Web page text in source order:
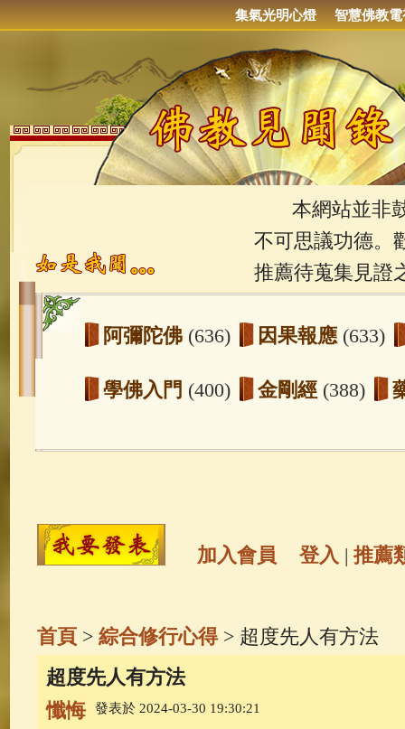
集氣光明心燈 智慧佛教電
本網站並非鼓
不可思議功德。
推薦待蒐集見證
阿彌陀佛 (636) 因果報應 (633)
學佛入門 (400) 金剛經 (388)
玉曆寶鈔(236) 地藏經(225)
高僧故事 (141) 放生護生 (133)
一切如來心秘密全身舍利寶篋印
釋迦牟尼佛傳(69)
加入會員 登入 | 推薦
首頁> 綜合修行心得> 超度先人有方法
超度先人有方法
懺悔
發表於 2024-03-30 19:30:21